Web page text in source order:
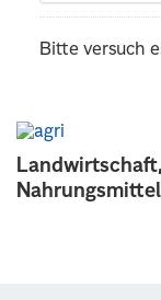
Nahrungsmittel
Bitte versuch